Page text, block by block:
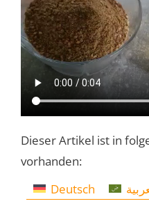
Dieser Artikel ist in
vorhanden:
Deutsch